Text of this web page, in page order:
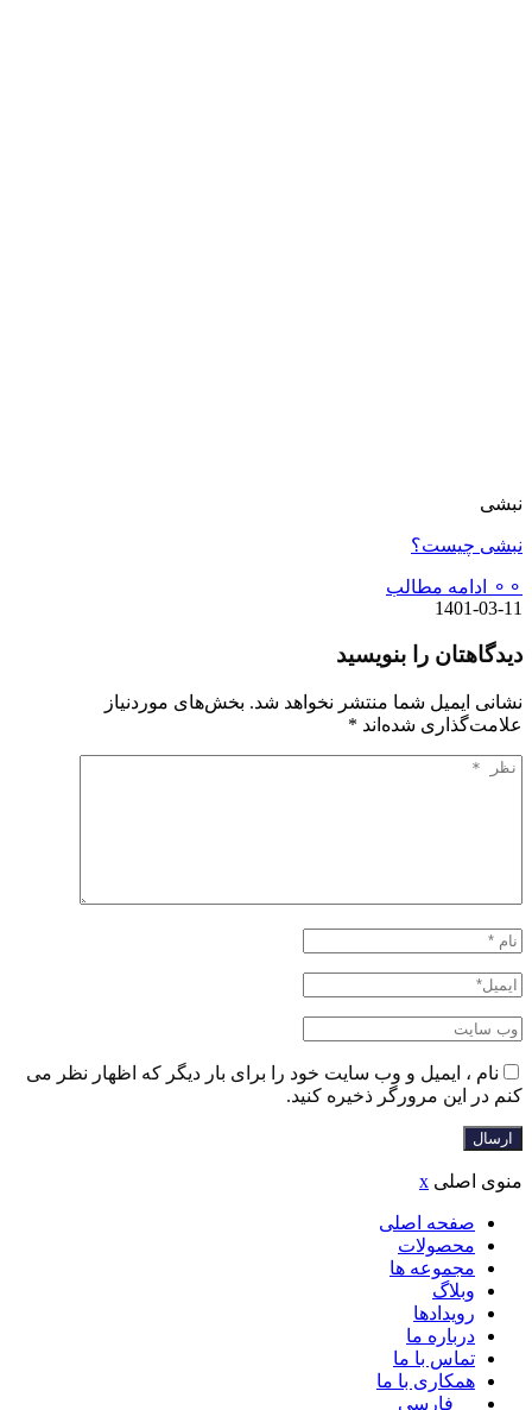
نبشی
نبشی چیست؟
⚬⚬ ادامه مطالب
1401-03-11
دیدگاهتان را بنویسید
نشانی ایمیل شما منتشر نخواهد شد. بخش‌های موردنیاز
علامت‌گذاری شده‌اند *
نام ، ایمیل و وب سایت خود را برای بار دیگر که اظهار نظر می
کنم در این مرورگر ذخیره کنید.
منوی اصلی x
صفحه اصلی
محصولات
مجموعه ها
وبلاگ
رویدادها
درباره ما
تماس با ما
همکاری با ما
فارسی